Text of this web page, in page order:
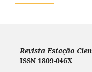
Revista Estação
ISSN 1809-046X